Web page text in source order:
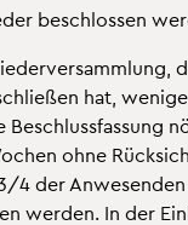
be­schlos­sen
hat,
Be­schluss­fas­sung
ohne
4 der
wer­den. In der